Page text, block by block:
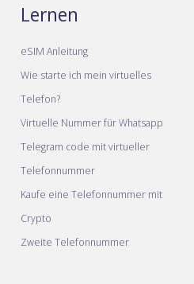
Lernen
eSIM Anleitung
Wie starte ich mein virtuelles
Telefon?
Virtuelle Nummer für Whatsapp
Telegram code mit virtueller
Telefonnummer
Kaufe eine Telefonnummer mit
Crypto
Zweite Telefonnummer